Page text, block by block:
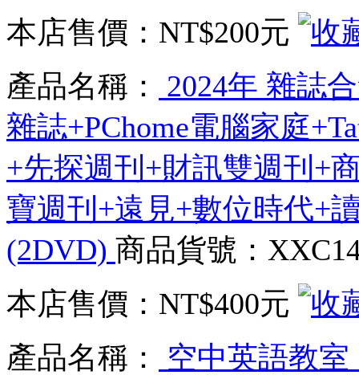
本店售價： NT$200元
產品名稱：
2024年 雜誌
雜誌+PChome電腦家庭
+先探週刊+財訊雙週刊+
寶週刊+遠見+數位時代+
(2DVD) 商品貨號：
本店售價： NT$400元
產品名稱：
空中英語教室